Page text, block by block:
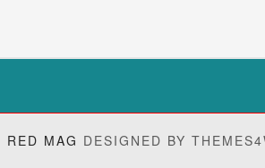
RED MAG DESIGNED BY